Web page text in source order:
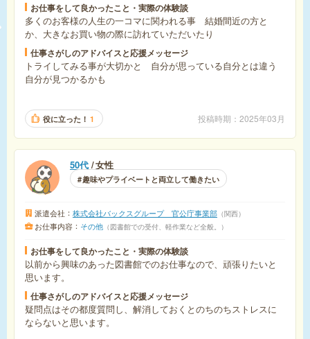
お仕事をして良かったこと・実際の体験談
多くのお客様の人生の一コマに関われる事 結婚間近の方と
か、大きなお買い物の際に訪れていただいたり
仕事さがしのアドバイスと応援メッセージ
トライしてみる事が大切かと 自分が思っている自分とは違う
自分が見つかるかも
役に立った！ 1 投稿時期 2025年03月
50代 女性
趣味やプライベートと両立して働きたい
派遣会社 株式会社バックスグループ 官公庁事業部 関西
お仕事内容 その他 図書館での受付、軽作業など全般。
お仕事をして良かったこと・実際の体験談
以前から興味のあった図書館でのお仕事なので、頑張りたいと
思います。
仕事さがしのアドバイスと応援メッセージ
疑問点はその都度質問し、解消しておくとのちのちストレスに
ならないと思います。